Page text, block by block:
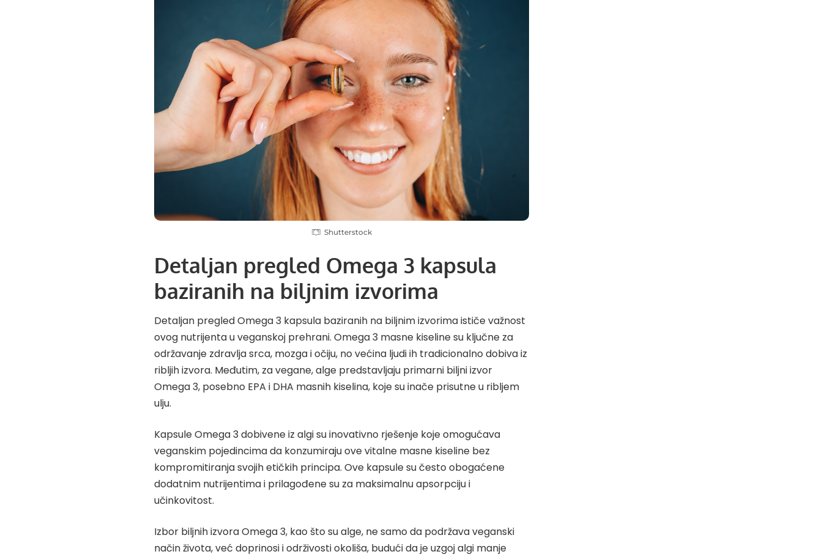
Shutterstock
Detaljan pregled Omega 3 kapsula
baziranih na biljnim izvorima
Detaljan pregled Omega 3 kapsula baziranih na biljnim izvorima ističe važnost
ovog nutrijenta u veganskoj prehrani. Omega 3 masne kiseline su ključne za
održavanje zdravlja srca, mozga i očiju, no većina ljudi ih tradicionalno dobiva iz
ribljih izvora. Međutim, za vegane, alge predstavljaju primarni biljni izvor
Omega 3, posebno EPA i DHA masnih kiselina, koje su inače prisutne u ribljem
ulju.
Kapsule Omega 3 dobivene iz algi su inovativno rješenje koje omogućava
veganskim pojedincima da konzumiraju ove vitalne masne kiseline bez
kompromitiranja svojih etičkih principa. Ove kapsule su često obogaćene
dodatnim nutrijentima i prilagođene su za maksimalnu apsorpciju i
učinkovitost.
Izbor biljnih izvora Omega 3, kao što su alge, ne samo da podržava veganski
način života, već doprinosi i održivosti okoliša, budući da je uzgoj algi manje